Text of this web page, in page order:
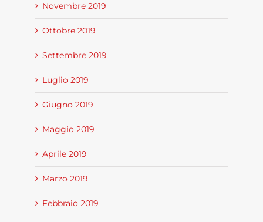
Novembre 2019
Ottobre 2019
Settembre 2019
Luglio 2019
Giugno 2019
Maggio 2019
Aprile 2019
Marzo 2019
Febbraio 2019